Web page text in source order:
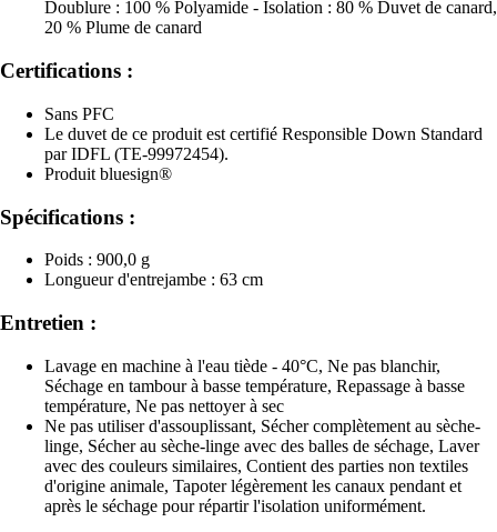
Doublure : 100 % Polyamide - Isolation : 80 % Duvet de canard,
20 % Plume de canard
Certifications :
Sans PFC
Le duvet de ce produit est certifié Responsible Down Standard
par IDFL (TE-99972454).
Produit bluesign®
Spécifications :
Poids : 900,0 g
Longueur d'entrejambe : 63 cm
Entretien :
Lavage en machine à l'eau tiède - 40°C, Ne pas blanchir,
Séchage en tambour à basse température, Repassage à basse
température, Ne pas nettoyer à sec
Ne pas utiliser d'assouplissant, Sécher complètement au sèche-
linge, Sécher au sèche-linge avec des balles de séchage, Laver
avec des couleurs similaires, Contient des parties non textiles
d'origine animale, Tapoter légèrement les canaux pendant et
après le séchage pour répartir l'isolation uniformément.